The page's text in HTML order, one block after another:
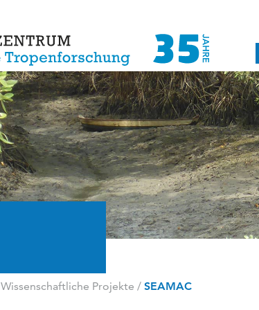
Wissenschaftliche Projekte / SEAMAC